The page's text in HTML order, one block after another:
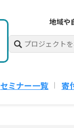
地域や
セミナー一覧 寄